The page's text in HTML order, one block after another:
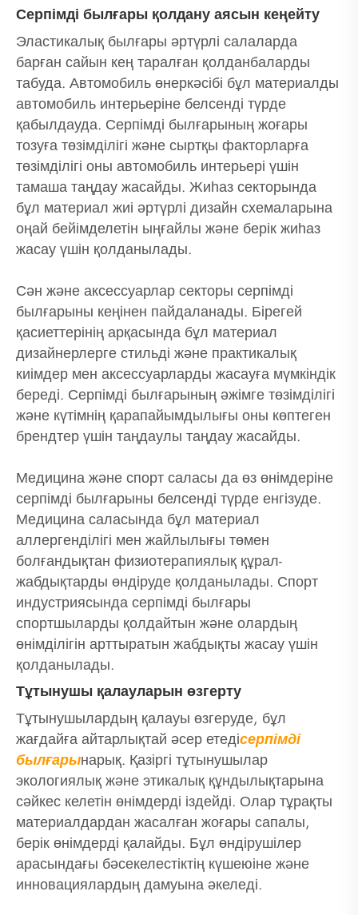
Серпімді былғары қолдану аясын кеңейту
Эластикалық былғары әртүрлі салаларда
барған сайын кең таралған қолданбаларды
табуда. Автомобиль өнеркәсібі бұл материалды
автомобиль интерьеріне белсенді түрде
қабылдауда. Серпімді былғарының жоғары
тозуға төзімділігі және сыртқы факторларға
төзімділігі оны автомобиль интерьері үшін
тамаша таңдау жасайды. Жиһаз секторында
бұл материал жиі әртүрлі дизайн схемаларына
оңай бейімделетін ыңғайлы және берік жиһаз
жасау үшін қолданылады.
Сән және аксессуарлар секторы серпімді
былғарыны кеңінен пайдаланады. Бірегей
қасиеттерінің арқасында бұл материал
дизайнерлерге стильді және практикалық
киімдер мен аксессуарларды жасауға мүмкіндік
береді. Серпімді былғарының әжімге төзімділігі
және күтімнің қарапайымдылығы оны көптеген
брендтер үшін таңдаулы таңдау жасайды.
Медицина және спорт саласы да өз өнімдеріне
серпімді былғарыны белсенді түрде енгізуде.
Медицина саласында бұл материал
аллергенділігі мен жайлылығы төмен
болғандықтан физиотерапиялық құрал-
жабдықтарды өндіруде қолданылады. Спорт
индустриясында серпімді былғары
спортшыларды қолдайтын және олардың
өнімділігін арттыратын жабдықты жасау үшін
қолданылады.
Тұтынушы қалауларын өзгерту
Тұтынушылардың қалауы өзгеруде, бұл
жағдайға айтарлықтай әсер етедісерпімді
былғарынарық. Қазіргі тұтынушылар
экологиялық және этикалық құндылықтарына
сәйкес келетін өнімдерді іздейді. Олар тұрақты
материалдардан жасалған жоғары сапалы,
берік өнімдерді қалайды. Бұл өндірушілер
арасындағы бәсекелестіктің күшеюіне және
инновациялардың дамуына әкеледі.